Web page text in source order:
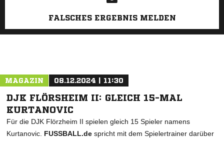
FALSCHES ERGEBNIS MELDEN
MAGAZIN 08.12.2024 | 11:30
DJK FLÖRSHEIM II: GLEICH 15-MAL
KURTANOVIC
Für die DJK Flörzheim II spielen gleich 15 Spieler namens
Kurtanovic. FUSSBALL.de spricht mit dem Spielertrainer darüber